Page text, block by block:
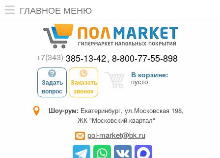
ГЛАВНОЕ МЕНЮ
+7(343) 385-13-42 8-800-77-55-898
Задать
вопрос
Заказать
звонок
В корзине:
пусто
Шоу-рум: Екатеринбург, ул.Московская 198,
ЖК "Московский квартал"
pol-market@bk.ru